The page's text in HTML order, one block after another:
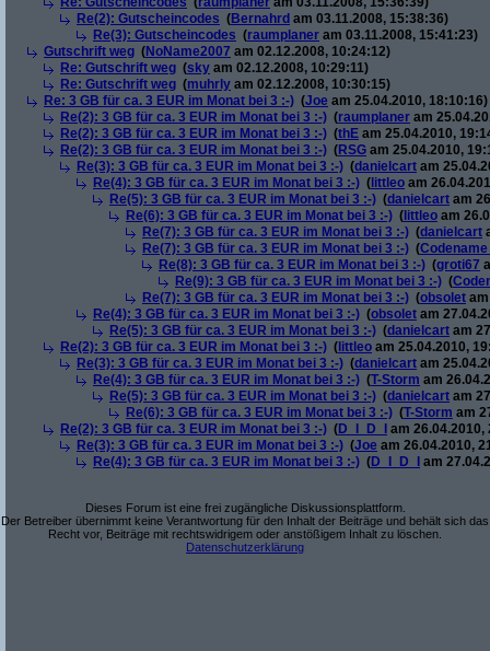
Re(2): Gutscheincodes (Bernahrd am 03.11.2008, 15:38:36)
Re(3): Gutscheincodes (raumplaner am 03.11.2008, 15:41:23)
Gutschrift weg (NoName2007 am 02.12.2008, 10:24:12)
Re: Gutschrift weg (sky am 02.12.2008, 10:29:11)
Re: Gutschrift weg (muhrly am 02.12.2008, 10:30:15)
Re: 3 GB für ca. 3 EUR im Monat bei 3 :-) (Joe am 25.04.2010, 18:10:16)
Re(2): 3 GB für ca. 3 EUR im Monat bei 3 :-) (raumplaner am
Re(2): 3 GB für ca. 3 EUR im Monat bei 3 :-) (thE am 25.04.2010,
Re(2): 3 GB für ca. 3 EUR im Monat bei 3 :-) (RSG am 25.04.2010,
Re(3): 3 GB für ca. 3 EUR im Monat bei 3 :-) (danielcart am
Re(4): 3 GB für ca. 3 EUR im Monat bei 3 :-) ( littleo am
Re(5): 3 GB für ca. 3 EUR im Monat bei 3 :-) (danielcart am
Re(6): 3 GB für ca. 3 EUR im Monat bei 3 :-) ( littleo am
Re(7): 3 GB für ca. 3 EUR im Monat bei 3 :-) (danielcart
Re(7): 3 GB für ca. 3 EUR im Monat bei 3 :-) (Codename
Re(8): 3 GB für ca. 3 EUR im Monat bei 3 :-) (groti67
Re(9): 3 GB für ca. 3 EUR im Monat bei 3 :-) (
Re(7): 3 GB für ca. 3 EUR im Monat bei 3 :-) (obsolet
Re(4): 3 GB für ca. 3 EUR im Monat bei 3 :-) (obsolet am
Re(5): 3 GB für ca. 3 EUR im Monat bei 3 :-) (danielcart am
Re(2): 3 GB für ca. 3 EUR im Monat bei 3 :-) ( littleo am 25.04.2010,
Re(3): 3 GB für ca. 3 EUR im Monat bei 3 :-) (danielcart am
Re(4): 3 GB für ca. 3 EUR im Monat bei 3 :-) (T-Storm am
Re(5): 3 GB für ca. 3 EUR im Monat bei 3 :-) (danielcart am
Re(6): 3 GB für ca. 3 EUR im Monat bei 3 :-) (T-Storm am
Re(2): 3 GB für ca. 3 EUR im Monat bei 3 :-) (D_I_D_I
am 26.04.2010,
Re(3): 3 GB für ca. 3 EUR im Monat bei 3 :-) (Joe am 26.04.2010,
Re(4): 3 GB für ca. 3 EUR im Monat bei 3 :-) (D_I_D_I am
Dieses Forum ist eine frei zugängliche Diskussionsplattform.
Der Betreiber übernimmt keine Verantwortung für den Inhalt der Beiträge und behält sich das
Recht vor, Beiträge mit rechtswidrigem oder anstößigem Inhalt zu löschen.
Datenschutzerklärung